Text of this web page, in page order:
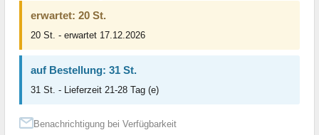
erwartet: 20 St.
20 St. - erwartet 17.12.2026
auf Bestellung: 31 St.
31 St. - Lieferzeit 21-28 Tag (e)
Benachrichtigung bei Verfügbarkeit